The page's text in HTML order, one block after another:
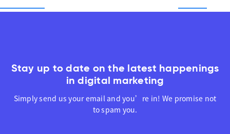
导
Stay up to date on the latest happenings
in digital marketing
Simply send us your email and you’re in! We promise not
to spam you.